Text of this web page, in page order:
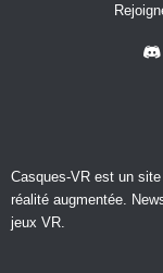
Casques-VR est un
réalité augmentée.
jeux VR.